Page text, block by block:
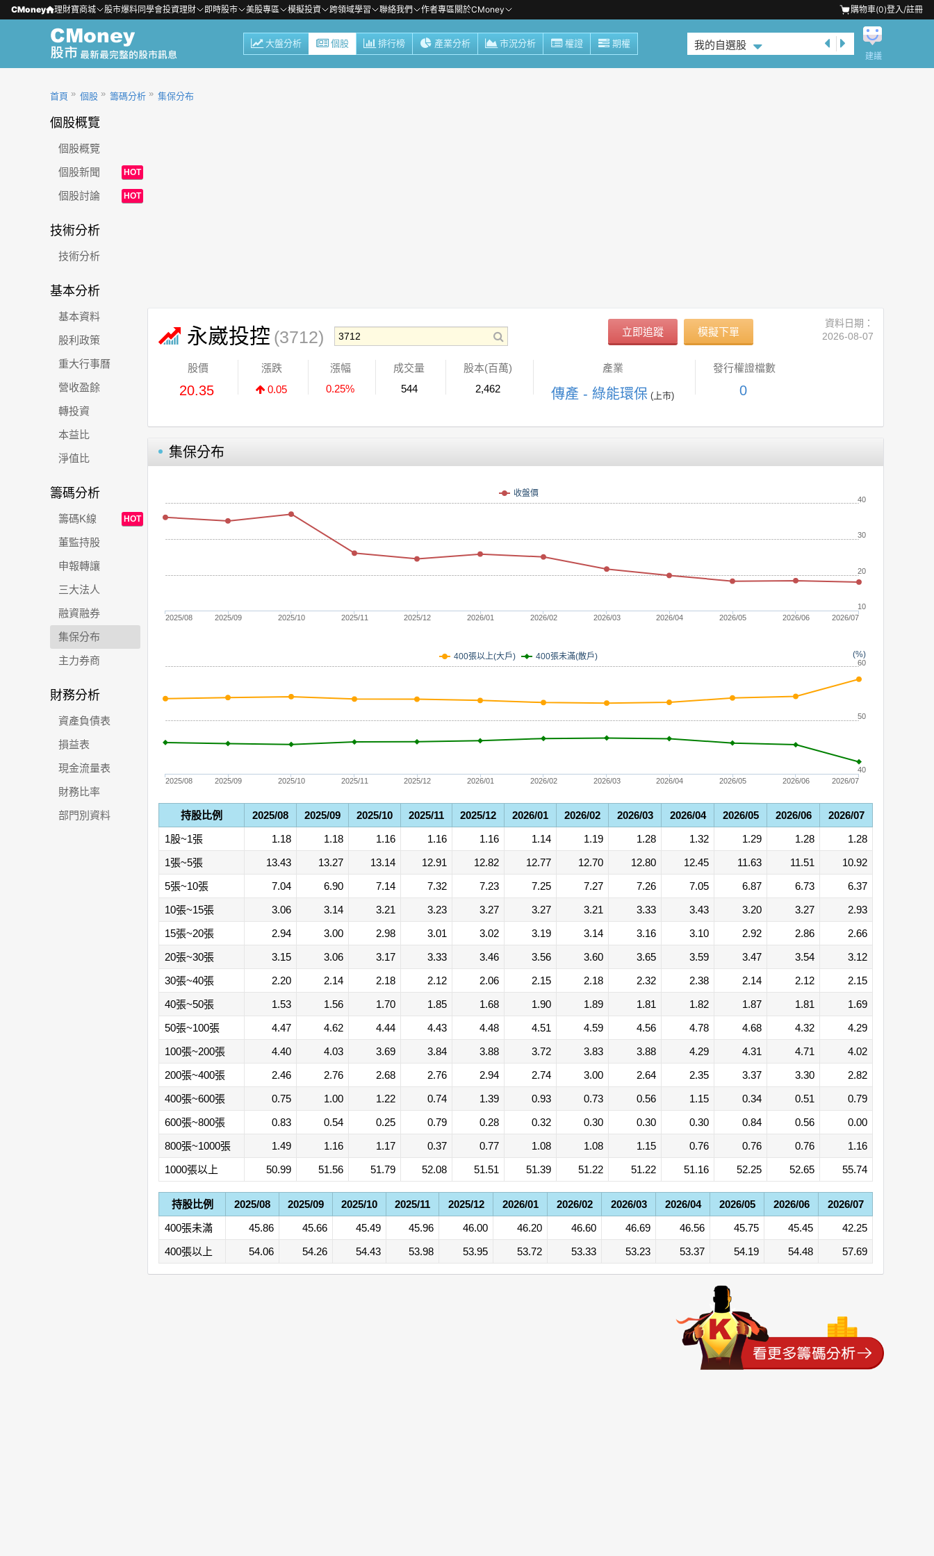
CMoney 理財寶商城 股市爆料同學會投資理財 即時股市 美股專區 模擬投資 跨領域學習 聯絡我們 作者專區關於CMoney 購物車(0)登入/註冊
大盤分析 個股 排行榜 產業分析 市況分析 權證 期權 我的自選股
建議
首頁 個股 籌碼分析 集保分布
個股概覽
個股概覽
個股新聞
HOT
個股討論 HOT
技術分析
技術分析
基本分析
基本資料
股利政策
重大行事曆
營收盈餘
轉投資
本益比
淨值比
籌碼分析
籌碼K線 HOT
董監持股
申報轉讓
三大法人
融資融券
集保分布
主力券商
財務分析
資產負債表
損益表
現金流量表
財務比率
部門別資料
永崴投控 (3712) 立即追蹤 模擬下單
資料日期：
2026-08-07
股價
20.35
漲跌
0.05
漲幅
0.25%
成交量
544
股本(百萬)
2,462
產業
傳產 - 綠能環保 (上市)
發行權證檔數
0
集保分布
收盤價
2025/08 2025/09 2025/10 2025/11 2025/12 2026/01 2026/02 2026/03 2026/04 2026/05 2026/06 2026/07
10
20
30
40
(%)
400張以上(大戶) 400張未滿(散戶)
2025/08 2025/09 2025/10 2025/11 2025/12 2026/01 2026/02 2026/03 2026/04 2026/05 2026/06 2026/07
40
50
60
持股比例 2025/08 2025/09 2025/10 2025/11 2025/12 2026/01 2026/02 2026/03 2026/04 2026/05 2026/06
2026/07
1股~1張
1.18 1.18 1.16 1.16 1.16 1.14 1.19 1.28 1.32 1.29 1.28
1.28
1張~5張
13.43 13.27 13.14 12.91 12.82 12.77 12.70 12.80 12.45 11.63 11.51
10.92
5張~10張
7.04 6.90 7.14 7.32 7.23 7.25 7.27 7.26 7.05 6.87 6.73
6.37
10張~15張
3.06 3.14 3.21 3.23 3.27 3.27 3.21 3.33 3.43 3.20 3.27
2.93
15張~20張
2.94 3.00 2.98 3.01 3.02 3.19 3.14 3.16 3.10 2.92 2.86
2.66
20張~30張
3.15 3.06 3.17 3.33 3.46 3.56 3.60 3.65 3.59 3.47 3.54
3.12
30張~40張
2.20 2.14 2.18 2.12 2.06 2.15 2.18 2.32 2.38 2.14 2.12
2.15
40張~50張
1.53 1.56 1.70 1.85 1.68 1.90 1.89 1.81 1.82 1.87 1.81
1.69
50張~100張
4.47 4.62 4.44 4.43 4.48 4.51 4.59 4.56 4.78 4.68 4.32
4.29
100張~200張
4.40 4.03 3.69 3.84 3.88 3.72 3.83 3.88 4.29 4.31 4.71
4.02
200張~400張
2.46 2.76 2.68 2.76 2.94 2.74 3.00 2.64 2.35 3.37 3.30
2.82
400張~600張
0.75 1.00 1.22 0.74 1.39 0.93 0.73 0.56 1.15 0.34 0.51
0.79
600張~800張
0.83 0.54 0.25 0.79 0.28 0.32 0.30 0.30 0.30 0.84 0.56
0.00
800張~1000張
1.49 1.16 1.17 0.37 0.77 1.08 1.08 1.15 0.76 0.76 0.76
1.16
1000張以上
50.99 51.56 51.79 52.08 51.51 51.39 51.22 51.22 51.16 52.25 52.65 55.74
持股比例 2025/08 2025/09 2025/10 2025/11 2025/12 2026/01 2026/02 2026/03 2026/04 2026/05 2026/06
2026/07
400張未滿
45.86 45.66 45.49 45.96 46.00 46.20 46.60 46.69 46.56 45.75 45.45
42.25
400張以上
54.06 54.26 54.43 53.98 53.95 53.72 53.33 53.23 53.37 54.19 54.48 57.69